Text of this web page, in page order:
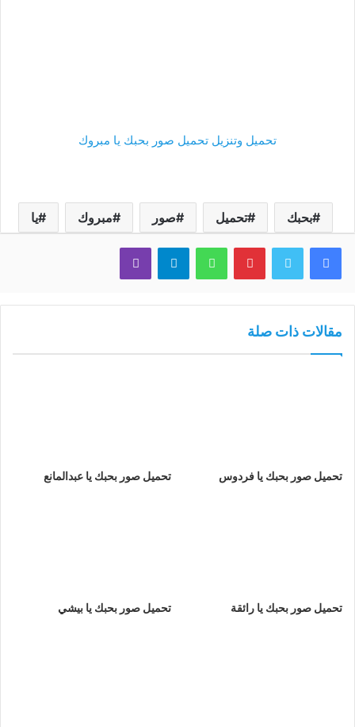
تحميل وتنزيل تحميل صور بحبك يا مبروك
بحبك تحميل صور مبروك يا
فيسبوك تويتر بينتيريستواتساب تيلقرام ڤايبر
مقالات ذات صلة
تحميل صور بحبك يا فردوس تحميل صور بحبك يا عبدالمانع
تحميل صور بحبك يا رائقة تحميل صور بحبك يا بيشي